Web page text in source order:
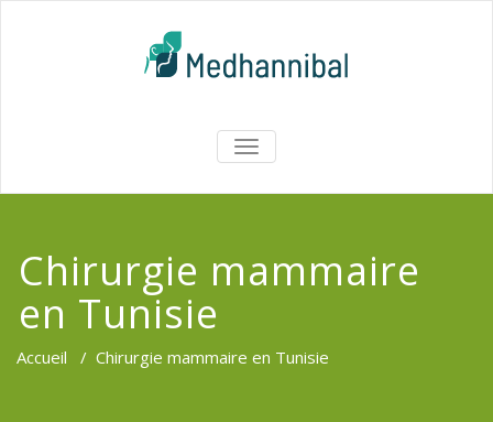
AFFICHER/MASQUER
LA
Chirurgie mammaire
en Tunisie
Accueil / Chirurgie mammaire en Tunisie